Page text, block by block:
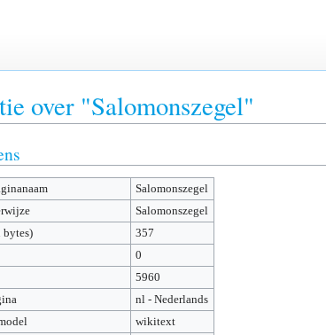
over "Salomonszegel"
Salomonszegel
Salomonszegel
bytes)
357
0
5960
nl - Nederlands
wikitext